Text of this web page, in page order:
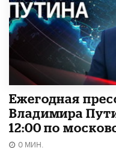
Ежегодная
Владимира
12:00 по
0 МИН.